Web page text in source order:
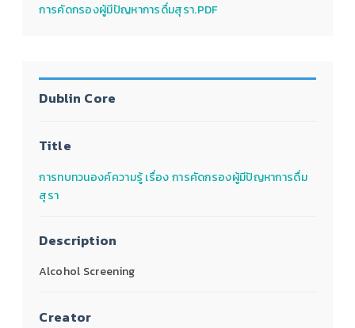
การคัดกรองผู้มีปัญหาการดื่มสุรา.PDF
Dublin Core
Title
การทบทวนองค์ความรู้ เรื่อง การคัดกรองผู้มีปัญหาการดื่ม
สุรา
Description
Alcohol Screening
Creator